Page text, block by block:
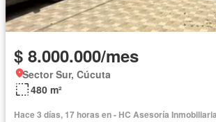
$ 8.000.000/mes
Sector Sur, Cúcuta
480 m²
Hace 3 días, 17 horas en - HC Asesoría